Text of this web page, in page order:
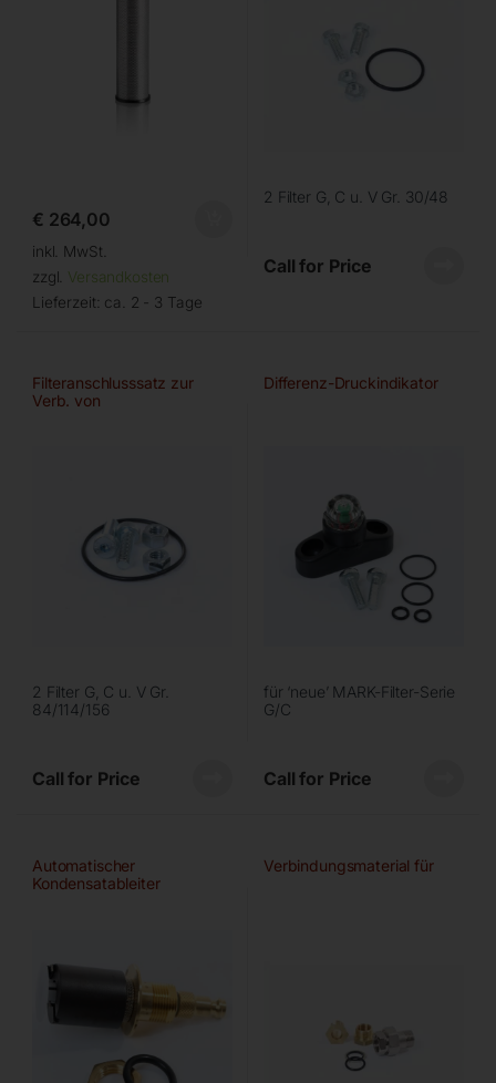
€ 264,00
inkl. MwSt.
zzgl. Versandkosten
Lieferzeit: ca. 2 - 3 Tage
2 Filter G, C u. V Gr. 30/48
Call for Price
Filteranschlusssatz zur
Verb. von
2 Filter G, C u. V Gr.
84/114/156
Call for Price
Differenz-Druckindikator
für ‘neue’ MARK-Filter-Serie
G/C
Call for Price
Automatischer
Kondensatableiter
Verbindungsmaterial für